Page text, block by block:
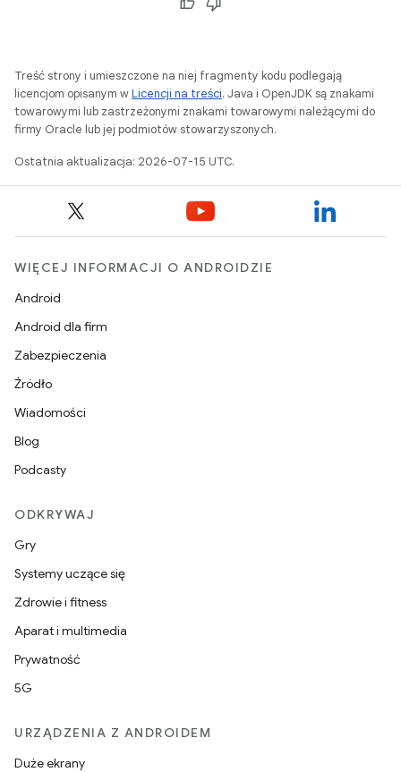
Treść strony i umieszczone na niej fragmenty kodu podlegają
licencjom opisanym wLicencji na treści. Java i OpenJDK są znakami
towarowymi lub zastrzeżonymi znakami towarowymi należącymi do
firmy Oracle lub jej podmiotów stowarzyszonych.
Ostatnia aktualizacja: 2026-07-15 UTC.
WIĘCEJ INFORMACJI O ANDROIDZIE
Android
Android dla firm
Zabezpieczenia
Źródło
Wiadomości
Blog
Podcasty
ODKRYWAJ
Gry
Systemy uczące się
Zdrowie i fitness
Aparat i multimedia
Prywatność
5G
URZĄDZENIA Z ANDROIDEM
Duże ekrany